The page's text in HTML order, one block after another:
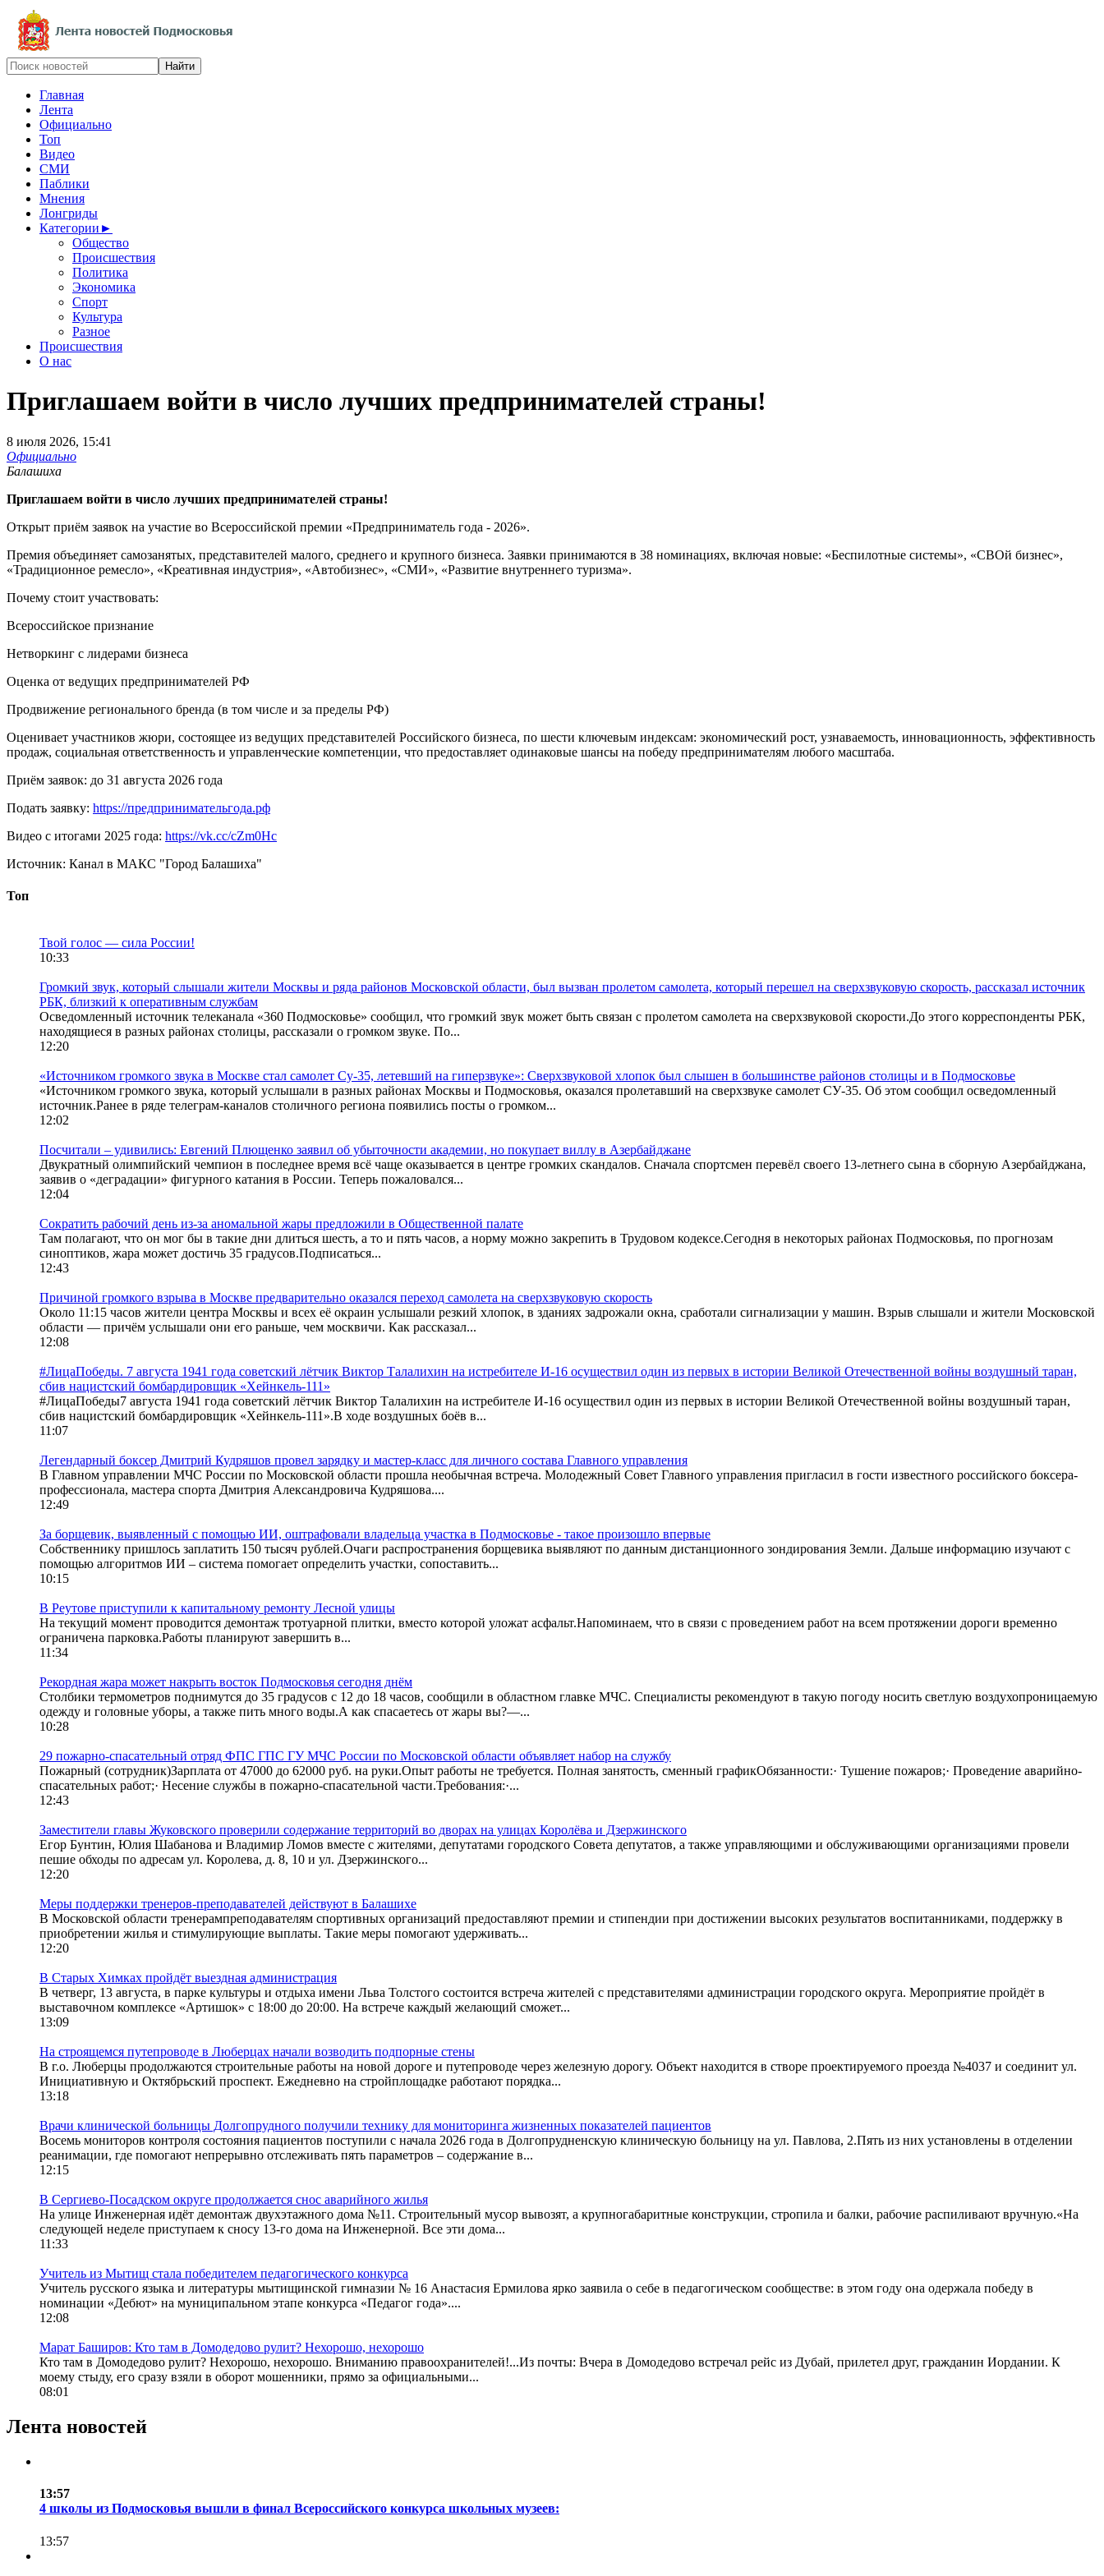
Главная
Лента
Официально
Топ
Видео
СМИ
Паблики
Мнения
Лонгриды
Категории ►
Общество
Происшествия
Политика
Экономика
Спорт
Культура
Разное
Происшествия
О нас
Приглашаем войти в число лучших предпринимателей страны!
8 июля 2026, 15:41
Официально
Балашиха
Приглашаем войти в число лучших предпринимателей страны!
Открыт приём заявок на участие во Всероссийской премии «Предприниматель года - 2026».
Премия объединяет самозанятых, представителей малого, среднего и крупного бизнеса. Заявки принимаются в 38 номинациях, включая новые: «Беспилотные системы», «СВОй бизнес»,
«Традиционное ремесло», «Креативная индустрия», «Автобизнес», «СМИ», «Развитие внутреннего туризма».
Почему стоит участвовать:
Всероссийское признание
Нетворкинг с лидерами бизнеса
Оценка от ведущих предпринимателей РФ
Продвижение регионального бренда (в том числе и за пределы РФ)
Оценивает участников жюри, состоящее из ведущих представителей Российского бизнеса, по шести ключевым индексам: экономический рост, узнаваемость, инновационность, эффективность
продаж, социальная ответственность и управленческие компетенции, что предоставляет одинаковые шансы на победу предпринимателям любого масштаба.
Приём заявок: до 31 августа 2026 года
Подать заявку: https://предпринимательгода.рф
Видео с итогами 2025 года: https://vk.cc/cZm0Hc
Источник: Канал в МАКС "Город Балашиха"
Топ
Твой голос — сила России!
10:33
Громкий звук, который слышали жители Москвы и ряда районов Московской области, был вызван пролетом самолета, который перешел на сверхзвуковую скорость, рассказал источник
РБК, близкий к оперативным службам
Осведомленный источник телеканала «360 Подмосковье» сообщил, что громкий звук может быть связан с пролетом самолета на сверхзвуковой скорости.До этого корреспонденты РБК,
находящиеся в разных районах столицы, рассказали о громком звуке. По...
12:20
«Источником громкого звука в Москве стал самолет Су-35, летевший на гиперзвуке»: Сверхзвуковой хлопок был слышен в большинстве районов столицы и в Подмосковье
«Источником громкого звука, который услышали в разных районах Москвы и Подмосковья, оказался пролетавший на сверхзвуке самолет СУ-35. Об этом сообщил осведомленный
источник.Ранее в ряде телеграм-каналов столичного региона появились посты о громком...
12:02
Посчитали – удивились: Евгений Плющенко заявил об убыточности академии, но покупает виллу в Азербайджане
Двукратный олимпийский чемпион в последнее время всё чаще оказывается в центре громких скандалов. Сначала спортсмен перевёл своего 13-летнего сына в сборную Азербайджана,
заявив о «деградации» фигурного катания в России. Теперь пожаловался...
12:04
Сократить рабочий день из-за аномальной жары предложили в Общественной палате
Там полагают, что он мог бы в такие дни длиться шесть, а то и пять часов, а норму можно закрепить в Трудовом кодексе.Сегодня в некоторых районах Подмосковья, по прогнозам
синоптиков, жара может достичь 35 градусов.Подписаться...
12:43
Причиной громкого взрыва в Москве предварительно оказался переход самолета на сверхзвуковую скорость
Около 11:15 часов жители центра Москвы и всех её окраин услышали резкий хлопок, в зданиях задрожали окна, сработали сигнализации у машин. Взрыв слышали и жители Московской
области — причём услышали они его раньше, чем москвичи. Как рассказал...
12:08
#ЛицаПобеды. 7 августа 1941 года советский лётчик Виктор Талалихин на истребителе И-16 осуществил один из первых в истории Великой Отечественной войны воздушный таран,
сбив нацистский бомбардировщик «Хейнкель-111»
#ЛицаПобеды7 августа 1941 года советский лётчик Виктор Талалихин на истребителе И-16 осуществил один из первых в истории Великой Отечественной войны воздушный таран,
сбив нацистский бомбардировщик «Хейнкель-111».В ходе воздушных боёв в...
11:07
Легендарный боксер Дмитрий Кудряшов провел зарядку и мастер-класс для личного состава Главного управления
В Главном управлении МЧС России по Московской области прошла необычная встреча. Молодежный Совет Главного управления пригласил в гости известного российского боксера-
профессионала, мастера спорта Дмитрия Александровича Кудряшова....
12:49
За борщевик, выявленный с помощью ИИ, оштрафовали владельца участка в Подмосковье - такое произошло впервые
Собственнику пришлось заплатить 150 тысяч рублей.Очаги распространения борщевика выявляют по данным дистанционного зондирования Земли. Дальше информацию изучают с
помощью алгоритмов ИИ – система помогает определить участки, сопоставить...
10:15
В Реутове приступили к капитальному ремонту Лесной улицы
На текущий момент проводится демонтаж тротуарной плитки, вместо которой уложат асфальт.Напоминаем, что в связи с проведением работ на всем протяжении дороги временно
ограничена парковка.Работы планируют завершить в...
11:34
Рекордная жара может накрыть восток Подмосковья сегодня днём
Столбики термометров поднимутся до 35 градусов с 12 до 18 часов, сообщили в областном главке МЧС. Специалисты рекомендуют в такую погоду носить светлую воздухопроницаемую
одежду и головные уборы, а также пить много воды.А как спасаетесь от жары вы?—...
10:28
29 пожарно-спасательный отряд ФПС ГПС ГУ МЧС России по Московской области объявляет набор на службу
Пожарный (сотрудник)Зарплата от 47000 до 62000 руб. на руки.Опыт работы не требуется. Полная занятость, сменный графикОбязанности:· Тушение пожаров;· Проведение аварийно-
спасательных работ;· Несение службы в пожарно-спасательной части.Требования:·...
12:43
Заместители главы Жуковского проверили содержание территорий во дворах на улицах Королёва и Дзержинского
Егор Бунтин, Юлия Шабанова и Владимир Ломов вместе с жителями, депутатами городского Совета депутатов, а также управляющими и обслуживающими организациями провели
пешие обходы по адресам ул. Королева, д. 8, 10 и ул. Дзержинского...
12:20
Меры поддержки тренеров-преподавателей действуют в Балашихе
В Московской области тренерампреподавателям спортивных организаций предоставляют премии и стипендии при достижении высоких результатов воспитанниками, поддержку в
приобретении жилья и стимулирующие выплаты. Такие меры помогают удерживать...
12:20
В Старых Химках пройдёт выездная администрация
В четверг, 13 августа, в парке культуры и отдыха имени Льва Толстого состоится встреча жителей с представителями администрации городского округа. Мероприятие пройдёт в
выставочном комплексе «Артишок» с 18:00 до 20:00. На встрече каждый желающий сможет...
13:09
На строящемся путепроводе в Люберцах начали возводить подпорные стены
В г.о. Люберцы продолжаются строительные работы на новой дороге и путепроводе через железную дорогу. Объект находится в створе проектируемого проезда №4037 и соединит ул.
Инициативную и Октябрьский проспект. Ежедневно на стройплощадке работают порядка...
13:18
Врачи клинической больницы Долгопрудного получили технику для мониторинга жизненных показателей пациентов
Восемь мониторов контроля состояния пациентов поступили с начала 2026 года в Долгопрудненскую клиническую больницу на ул. Павлова, 2.Пять из них установлены в отделении
реанимации, где помогают непрерывно отслеживать пять параметров – содержание в...
12:15
В Сергиево-Посадском округе продолжается снос аварийного жилья
На улице Инженерная идёт демонтаж двухэтажного дома №11. Строительный мусор вывозят, а крупногабаритные конструкции, стропила и балки, рабочие распиливают вручную.«На
следующей неделе приступаем к сносу 13-го дома на Инженерной. Все эти дома...
11:33
Учитель из Мытищ стала победителем педагогического конкурса
Учитель русского языка и литературы мытищинской гимназии № 16 Анастасия Ермилова ярко заявила о себе в педагогическом сообществе: в этом году она одержала победу в
номинации «Дебют» на муниципальном этапе конкурса «Педагог года»....
12:08
Марат Баширов: Кто там в Домодедово рулит? Нехорошо, нехорошо
Кто там в Домодедово рулит? Нехорошо, нехорошо. Вниманию правоохранителей!...Из почты: Вчера в Домодедово встречал рейс из Дубай, прилетел друг, гражданин Иордании. К
моему стыду, его сразу взяли в оборот мошенники, прямо за официальными...
08:01
Лента новостей
13:57
4 школы из Подмосковья вышли в финал Всероссийского конкурса школьных музеев:
13:57